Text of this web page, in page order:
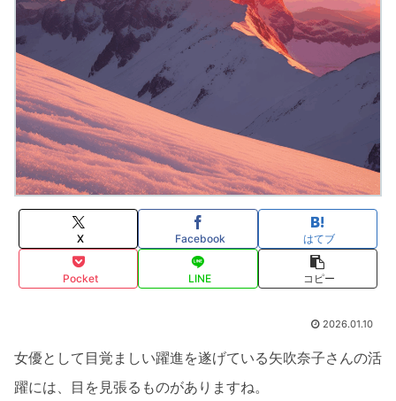
X Facebook はてブ
Pocket LINE コピー
2026.01.10
女優として目覚ましい躍進を遂げている矢吹奈子さんの活
躍には、目を見張るものがありますね。